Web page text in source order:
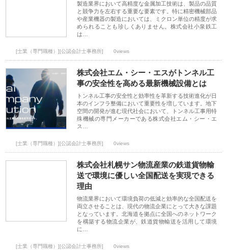
製造業界において高精度な金属加工技術は、製品の品質
と競争力を左右する重要な要素です。特に精密機械部品
や産業機器の製造においては、ミクロン単位の精度が求
められることも珍しくありません。株式会社小泉鉄工
は…
[士業（専門職種）][公認会計士事務所] 0views
株式会社エム・シー・エスがトンネル工
事の安全性を高める最新機械設備とは
トンネル工事の安全性と効率性を革新する技術進化が日
本のインフラ整備において重要性を増しています。地下
空間の開発が進む現代社会において、トンネル工事用特
殊機械の専門メーカーである株式会社エム・シー・エ
ス…
[士業（専門職種）][公認会計士事務所] 0views
株式会社札幌サン物流産業の鉄道貨物輸
送で環境に優しい全国配送を実現できる
理由
物流業界において環境負荷の低減と効率的な全国配送を
両立させることは、現代の物流企業にとって大きな課題
となっています。北海道を拠点に全国へのネットワーク
を構築する物流企業が、鉄道貨物輸送を活用して環境
に…
[士業（専門職種）][公認会計士事務所] 0views